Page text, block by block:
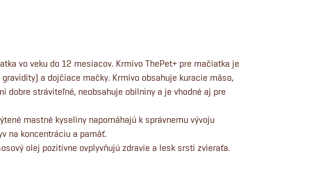
vo veku do 12 mesiacov. Krmivo ThePet+ pre mačiatka je
a dojčiace mačky. Krmivo obsahuje kuracie mäso,
dobre stráviteľné, neobsahuje obilniny a je vhodné aj pre
mastné kyseliny napomáhajú k správnemu vývoju
na koncentráciu a pamäť.
olej pozitívne ovplyvňujú zdravie a lesk srsti zvieraťa.